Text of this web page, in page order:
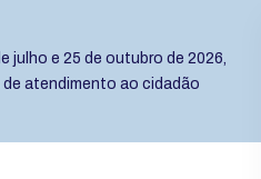
julho e 25 de outubro de 2026,
atendimento ao cidadão